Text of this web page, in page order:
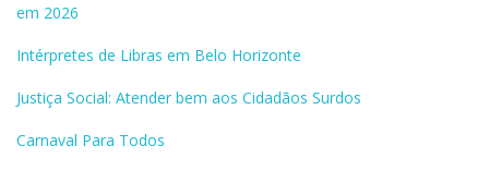
em 2026
Intérpretes de Libras em Belo Horizonte
Justiça Social: Atender bem aos Cidadãos Surdos
Carnaval Para Todos